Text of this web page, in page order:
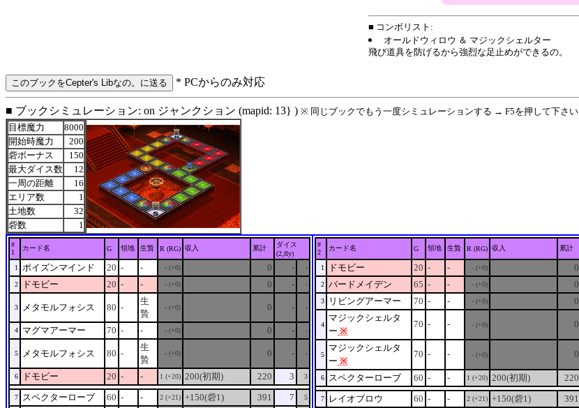
■ コンボリスト:
オールドウィロウ ＆ マジックシェルター
飛び道具を防げるから強烈な足止めができるの。
* PCからのみ対応
■ ブックシミュレーション: on ジャンクション (mapid: 13} ) ※ 同じブックでもう一度シミュレーションする → F5を押して下さい
目標魔力
8000
開始時魔力
200
砦ボーナス
150
最大ダイス数
12
一周の距離
16
エリア数
1
土地数
32
砦数
1
#
1
カード名 G 領地 生贄 R (RG) 収入 累計
ダイス
(2,fly)
1
ポイズンマインド 20 - - - (+0) 0 - -
2 ドモビー 20 - - - (+0) 0 - -
3 メタモルフォシス 80 -
生
贄
- (+0) 0 - -
4 マグマアーマー 70 - - - (+0) 0 - -
5 メタモルフォシス 80 -
生
贄
- (+0) 0 - -
6 ドモビー 20 - - 1 (+20) 200(初期) 220 3 3
7 スペクターローブ 60 - - 2 (+21) +150(砦1) 391 7 5
#
2
カード名 G 領地 生贄 R (RG) 収入 累計
1
ドモビー 20 - - - (+0) 0
2 バードメイデン 65 - - - (+0) 0
3 リビングアーマー 70 - - - (+0) 0
4
マジックシェルタ
ー ※
70 - - - (+0) 0
5
マジックシェルタ
ー ※
70 - - - (+0) 0
6 スペクターローブ 60 - - 1 (+20) 200(初期) 220
7 レイオブロウ 60 - - 2 (+21) +150(砦1) 391